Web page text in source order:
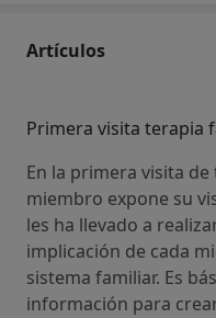
Artículos
Primera visita terapia
En la primera visita
miembro expone su
les ha llevado a
implicación de cada
sistema familiar. Es
información para